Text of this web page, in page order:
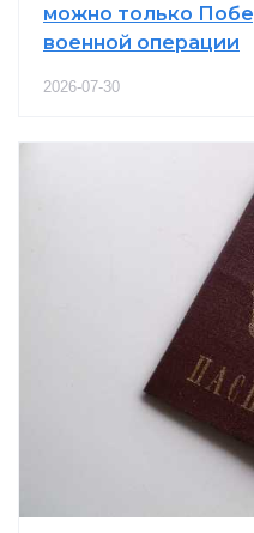
можно только
военной операции
2026-07-30